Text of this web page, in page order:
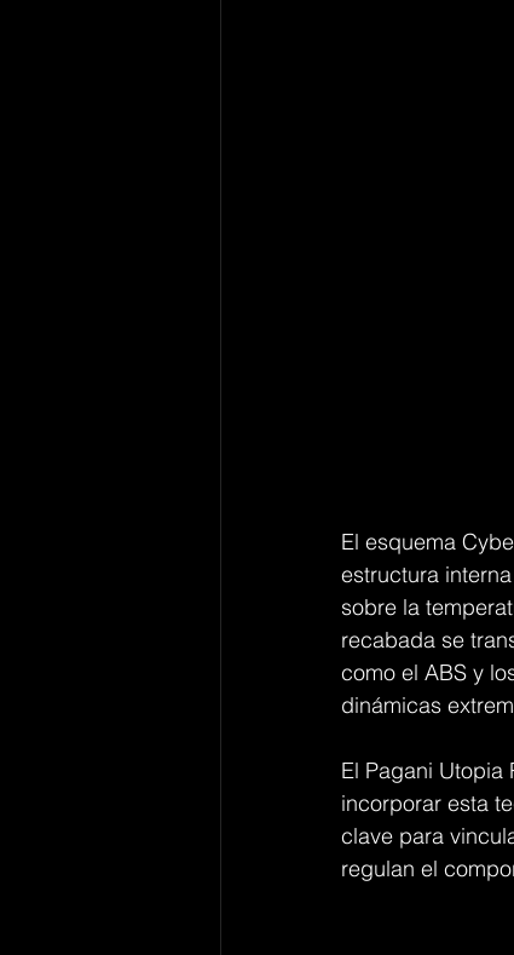
El esquema
estructura
sobre la
recabada se
como el ABS y
dinámicas
El Pagani
incorporar esta
clave para
regulan el